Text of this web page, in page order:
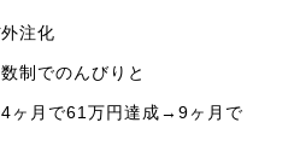
注化
制でのんびりと
ヶ月で61万円達成→9ヶ月で